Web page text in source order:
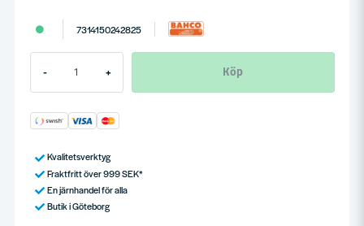
7314150242825
- + Köp
Kvalitetsverktyg
Fraktfritt över 999 SEK*
En järnhandel för alla
Butik i Göteborg